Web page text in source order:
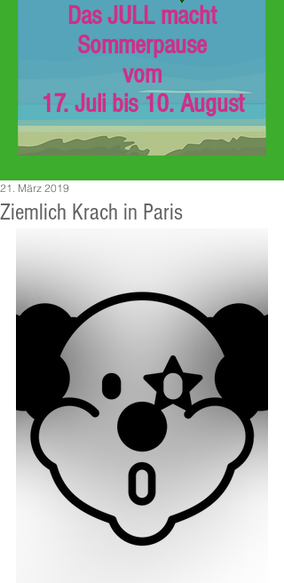
Das JULL macht
Sommerpause
vom
17. Juli bis 10. August
Ziemlich Krach in Paris
21. März 2019